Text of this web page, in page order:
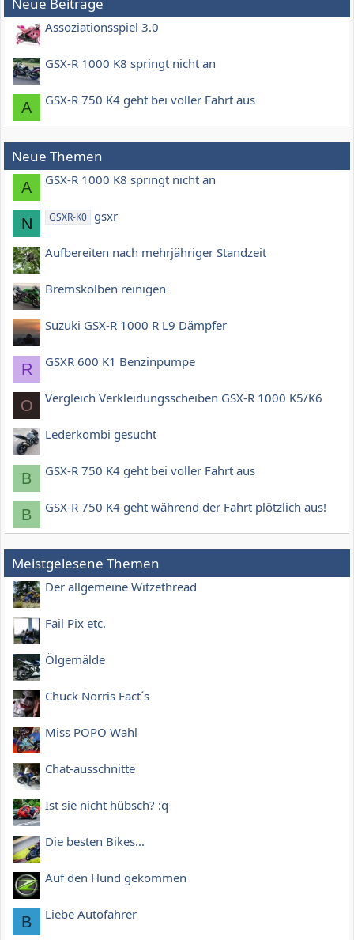
Assoziationsspiel 3.0
GSX-R 1000 K8 springt nicht an
A GSX-R 750 K4 geht bei voller Fahrt aus
Neue Themen
A GSX-R 1000 K8 springt nicht an
N GSXR-K0 gsxr
Aufbereiten nach mehrjähriger Standzeit
Bremskolben reinigen
Suzuki GSX-R 1000 R L9 Dämpfer
R GSXR 600 K1 Benzinpumpe
O Vergleich Verkleidungsscheiben GSX-R 1000 K5/K6
Lederkombi gesucht
B GSX-R 750 K4 geht bei voller Fahrt aus
B GSX-R 750 K4 geht während der Fahrt plötzlich aus!
Meistgelesene Themen
Der allgemeine Witzethread
Fail Pix etc.
Ölgemälde
Chuck Norris Fact´s
Miss POPO Wahl
Chat-ausschnitte
Ist sie nicht hübsch? :q
Die besten Bikes...
Auf den Hund gekommen
B Liebe Autofahrer